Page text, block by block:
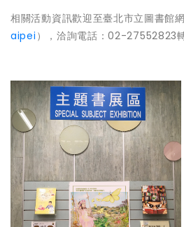
相關活動資訊歡迎至臺北市立圖書館
aipei ），洽詢電話：02-27552823轉